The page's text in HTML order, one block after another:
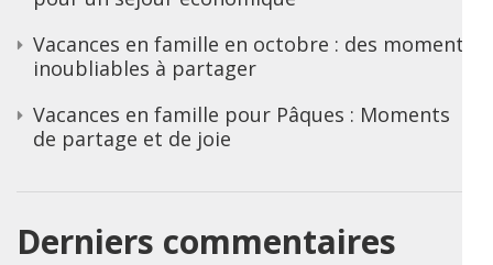
Vacances en famille en octobre : des moments
inoubliables à partager
Vacances en famille pour Pâques : Moments
de partage et de joie
Derniers commentaires